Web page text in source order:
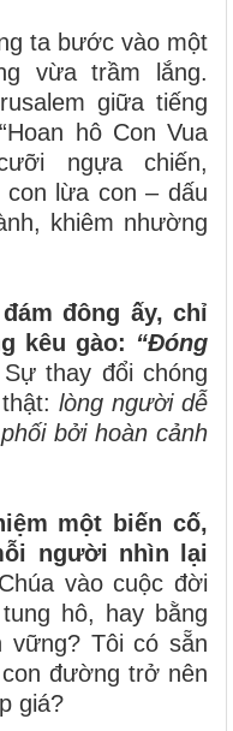
ta bước vào một
vừa trầm lắng.
giữa tiếng
hô Con Vua
ngựa chiến,
lừa con – dấu
khiêm nhường
đông ấy, chỉ
kêu gào: “Đóng
thay đổi chóng
lòng người dễ
bởi hoàn cảnh
một biến cố,
người nhìn lại
vào cuộc đời
hô, hay bằng
vững? Tôi có sẵn
đường trở nên
giá?